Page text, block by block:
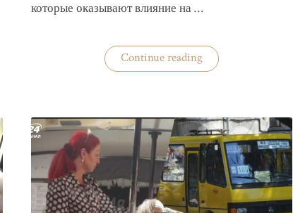
которые оказывают влияние на …
Continue reading«Кто
поспособствовал
Барсук»